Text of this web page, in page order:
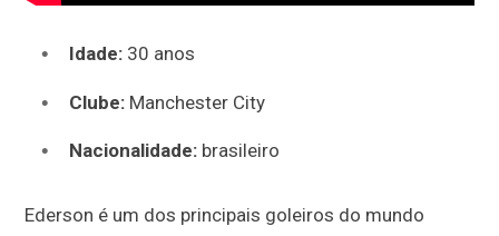
Idade: 30 anos
Clube: Manchester City
Nacionalidade: brasileiro
Ederson é um dos principais goleiros do mundo